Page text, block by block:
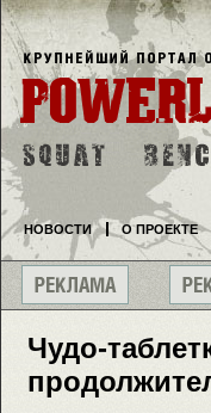
Чудо-
НОВОСТИ О ПРОЕКТЕ